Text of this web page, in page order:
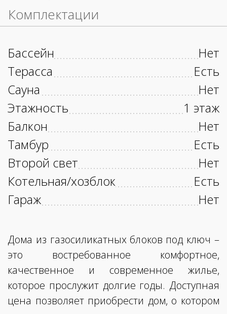
Комплектации
Бассейн
Нет
Терасса
Есть
Сауна
Нет
Этажность
1 этаж
Балкон
Нет
Тамбур
Есть
Второй свет
Нет
Котельная/хозблок
Есть
Гараж
Нет
Дома из газосиликатных блоков под ключ –
это востребованное комфортное,
качественное и современное жилье,
которое прослужит долгие годы. Доступная
цена позволяет приобрести дом, о котором